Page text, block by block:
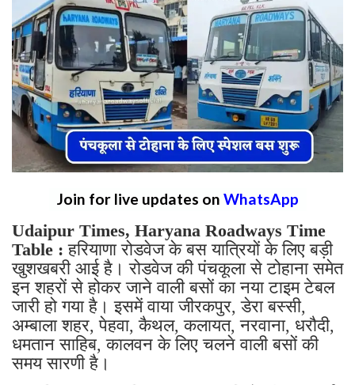
Join for live updates on WhatsApp
Udaipur Times, Haryana Roadways Time
Table : हरियाणा रोडवेज के बस यात्रियों के लिए बड़ी
खुशखबरी आई है। रोडवेज की पंचकूला से टोहाना समेत
इन शहरों से होकर जाने वाली बसों का नया टाइम टेबल
जारी हो गया है। इसमें वाया जीरकपुर, डेरा बस्सी,
अम्बाला शहर, पेहवा, कैथल, कलायत, नरवाना, धरौदी,
धमतान साहिब, कालवन के लिए चलने वाली बसों की
समय सारणी है।